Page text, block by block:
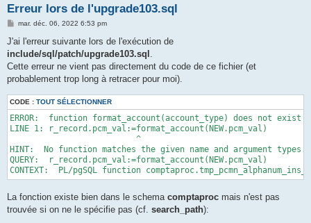
Erreur lors de l'upgrade103.sql
M
s
a
g
mar. déc. 06, 2022 6:53 pm
J'ai l'erreur suivante lors de l'exécution de
include/sql/patch/upgrade103.sql .
Cette erreur ne vient pas directement du code de ce fichier (et
probablement trop long à retracer pour moi).
CODE : TOUT SÉLECTIONNER
ERROR:  function format_account(account_type) does not exist
LINE 1: r_record.pcm_val:=format_account(NEW.pcm_val)
                          ^
HINT:  No function matches the given name and argument
QUERY:  r_record.pcm_val:=format_account(NEW.pcm_val)
CONTEXT:  PL/pgSQL function
La fonction existe bien dans le schema comptaproc mais n'est pas
trouvée si on ne le spécifie pas (cf. search_path):